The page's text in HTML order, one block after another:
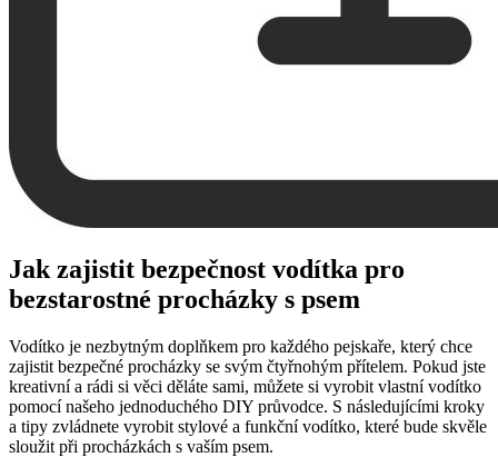
Jak zajistit bezpečnost vodítka pro
bezstarostné procházky s psem
Vodítko je nezbytným doplňkem pro každého pejskaře, který chce
zajistit bezpečné procházky se svým čtyřnohým přítelem. Pokud jste
kreativní a rádi si věci děláte sami, můžete si vyrobit vlastní vodítko
pomocí našeho jednoduchého DIY průvodce. S následujícími kroky
a tipy zvládnete vyrobit stylové a funkční vodítko, které bude skvěle
sloužit při procházkách s vaším psem.